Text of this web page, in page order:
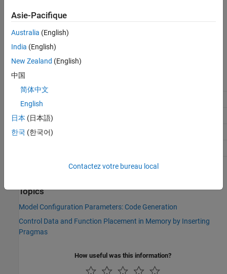
Type:character vector
Value: 'Default'
'MemConstVolatile'
Default:
Recommended Settings
Debugging
Traceability
Efficiency
Topics
Model Configuration Parameters: Code Generation
Control Data and Function Placement in Memory by Inserting
Pragmas
How useful was this information?
Asie-Pacifique
Australia (English)
India (English)
New Zealand (English)
中国
简体中文
English
日本 (日本語)
한국 (한국어)
Contactez votre bureau local